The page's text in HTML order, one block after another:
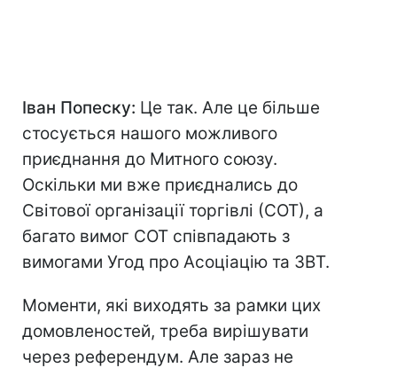
Іван Попеску: Це так. Але це більше
стосується нашого можливого
приєднання до Митного союзу.
Оскільки ми вже приєднались до
Світової організації торгівлі (СОТ), а
багато вимог СОТ співпадають з
вимогами Угод про Асоціацію та ЗВТ.
Моменти, які виходять за рамки цих
домовленостей, треба вирішувати
через референдум. Але зараз не